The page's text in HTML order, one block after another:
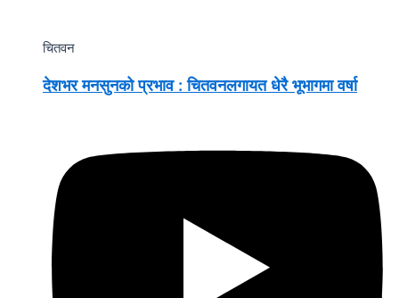
चितवन
देशभर मनसुनको प्रभाव : चितवनलगायत धेरै भूभागमा वर्षा